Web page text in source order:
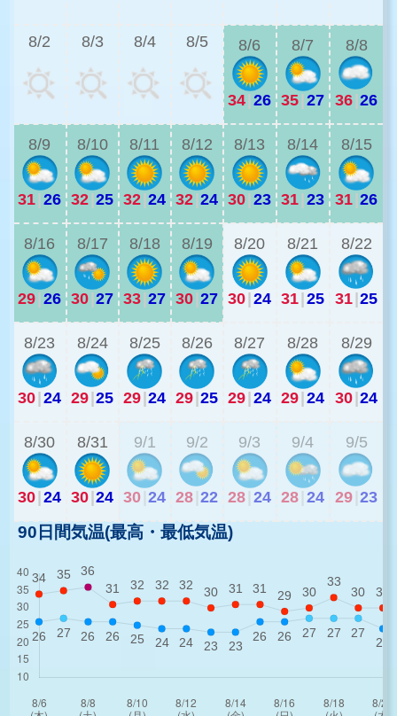
8/2 8/3 8/4 8/5 8/6
34 26
8/7
35 27
8/8
36 26
8/9
31 26
8/10
32 25
8/11
32 24
8/12
32 24
8/13
30 23
8/14
31 23
8/15
31 26
8/16
29 26
8/17
30 27
8/18
33 27
8/19
30 27
8/20
30 24
8/21
31 25
8/22
31 25
8/23
30 24
8/24
29 25
8/25
29 24
8/26
29 25
8/27
29 24
8/28
29 24
8/29
30 24
8/30
30 24
8/31
30 24
9/1
30 24
9/2
28 22
9/3
28 24
9/4
28 24
9/5
29 23
90日間気温(最高・最低気温)